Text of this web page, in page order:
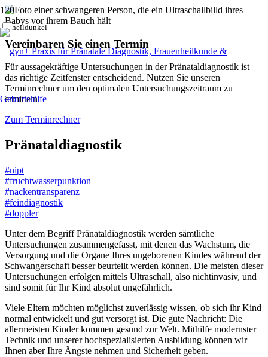
helldunkel
Vereinbaren Sie einen Termin
Für aussagekräftige Untersuchungen in der Pränataldiagnostik ist
das richtige Zeitfenster entscheidend. Nutzen Sie unseren
Terminrechner um den optimalen Untersuchungszeitraum zu
ermitteln.
Zum Terminrechner
Pränataldiagnostik
#nipt
#fruchtwasserpunktion
#nackentransparenz
#feindiagnostik
#doppler
Unter dem Begriff Pränataldiagnostik werden sämtliche
Untersuchungen zusammengefasst, mit denen das Wachstum, die
Versorgung und die Organe Ihres ungeborenen Kindes während der
Schwangerschaft besser beurteilt werden können. Die meisten dieser
Untersuchungen erfolgen mittels Ultraschall, also nichtinvasiv, und
sind somit für Ihr Kind absolut ungefährlich.
Viele Eltern möchten möglichst zuverlässig wissen, ob sich ihr Kind
normal entwickelt und gut versorgt ist. Die gute Nachricht: Die
allermeisten Kinder kommen gesund zur Welt. Mithilfe modernster
Technik und unserer hochspezialisierten Ausbildung können wir
Ihnen aber Ihre Ängste nehmen und Sicherheit geben.